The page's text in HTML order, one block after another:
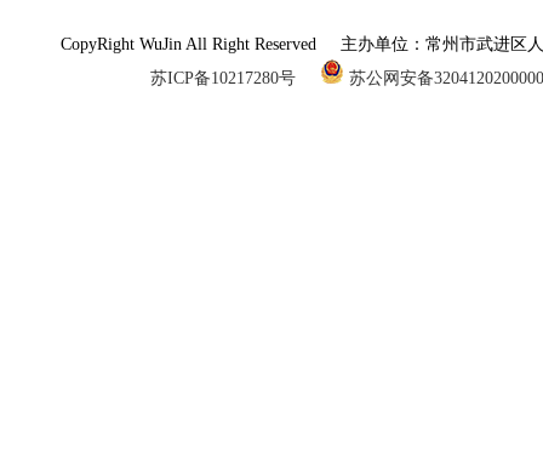
CopyRight WuJin All Right Reserved 主办单位：常州市武进
苏ICP备10217280号
苏公网安备